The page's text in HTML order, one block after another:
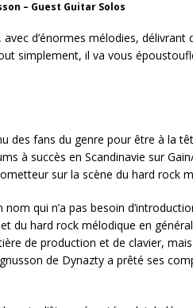
– Guest Guitar Solos
d’énormes mélodies, délivrant
simplement, il va vous
des fans du genre pour être à la
à succès en Scandinavie sur
sur la scène du hard rock
qui n’a pas besoin
du hard rock mélodique en
de production et de clavier,
de Dynazty a prêté ses